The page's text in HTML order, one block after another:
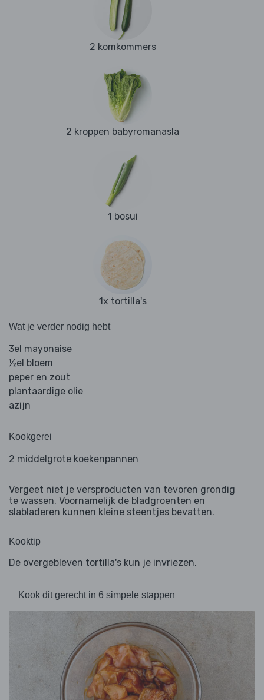
2 komkommers
2 kroppen babyromanasla
1 bosui
1x tortilla's
Wat je verder nodig hebt
3el mayonaise
½el bloem
peper en zout
plantaardige olie
azijn
Kookgerei
2 middelgrote koekenpannen
Vergeet niet je versproducten van tevoren grondig
te wassen. Voornamelijk de bladgroenten en
slabladeren kunnen kleine steentjes bevatten.
Kooktip
De overgebleven tortilla's kun je invriezen.
Kook dit gerecht in 6 simpele stappen